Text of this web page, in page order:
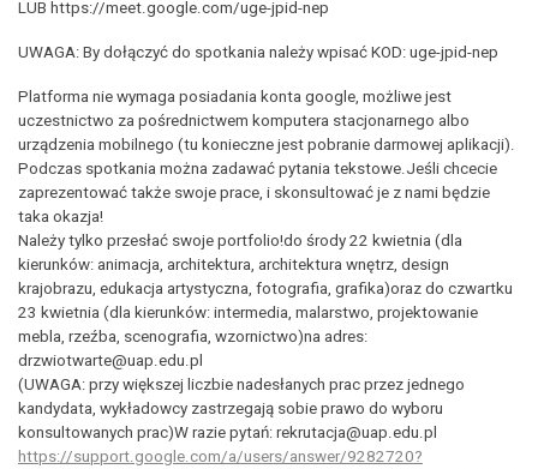
LUB https://meet.google.com/uge-jpid-nep
UWAGA: By dołączyć do spotkania należy wpisać KOD: uge-jpid-nep
Platforma nie wymaga posiadania konta google, możliwe jest
uczestnictwo za pośrednictwem komputera stacjonarnego albo
urządzenia mobilnego (tu konieczne jest pobranie darmowej aplikacji).
Podczas spotkania można zadawać pytania tekstowe.Jeśli chcecie
zaprezentować także swoje prace, i skonsultować je z nami będzie
taka okazja!
Należy tylko przesłać swoje portfolio!do środy 22 kwietnia (dla
kierunków: animacja, architektura, architektura wnętrz, design
krajobrazu, edukacja artystyczna, fotografia, grafika)oraz do czwartku
23 kwietnia (dla kierunków: intermedia, malarstwo, projektowanie
mebla, rzeźba, scenografia, wzornictwo)na adres:
drzwiotwarte@uap.edu.pl
(UWAGA: przy większej liczbie nadesłanych prac przez jednego
kandydata, wykładowcy zastrzegają sobie prawo do wyboru
konsultowanych prac)W razie pytań: rekrutacja@uap.edu.pl
https://support.google.com/a/users/answer/9282720?